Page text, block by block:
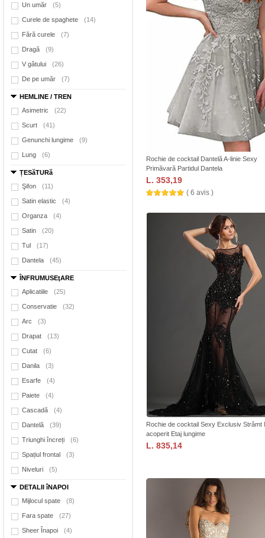
Un umăr (5)
Curele de spaghete (14)
Fără curele (7)
Dragă (9)
V gâtului (26)
De pe umăr (7)
HEMLINE / TREN
Asimetric
(22)
Scurt (41)
Genunchi lungime (9)
Lung (6)
ȚESăTURă
Şifon
(11)
Satin elastic (4)
Organza (4)
Satin (20)
Tul (17)
Dantela (45)
ÎNFRUMUSEţARE
Aplicatiile
(25)
Conservatie (32)
Arc (3)
Drapat (13)
Cutat (6)
Danila (3)
Esarfe (4)
Paiete (4)
Cascadă (4)
Dantelă (39)
Triunghi încreți (6)
Spațiul frontal (3)
Niveluri (5)
DETALII îNAPOI
Mijlocul spate
(8)
Fara spate (27)
Sheer Înapoi (4)
Rochie de cocktail Dantelă A-linie Sexy
Primăvară Partidul Dantela
L. 353,19
( 6 avis )
Rochie de cocktail Sexy Exclusiv Strâmt
acoperit Etaj lungime
L. 835,14